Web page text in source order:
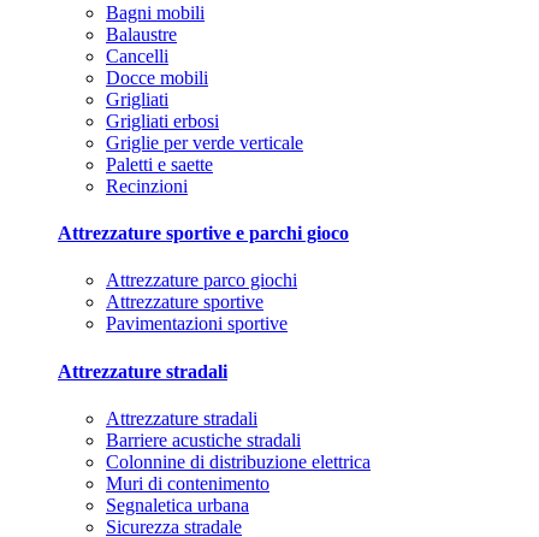
Bagni mobili
Balaustre
Cancelli
Docce mobili
Grigliati
Grigliati erbosi
Griglie per verde verticale
Paletti e saette
Recinzioni
Attrezzature sportive e parchi gioco
Attrezzature parco giochi
Attrezzature sportive
Pavimentazioni sportive
Attrezzature stradali
Attrezzature stradali
Barriere acustiche stradali
Colonnine di distribuzione elettrica
Muri di contenimento
Segnaletica urbana
Sicurezza stradale